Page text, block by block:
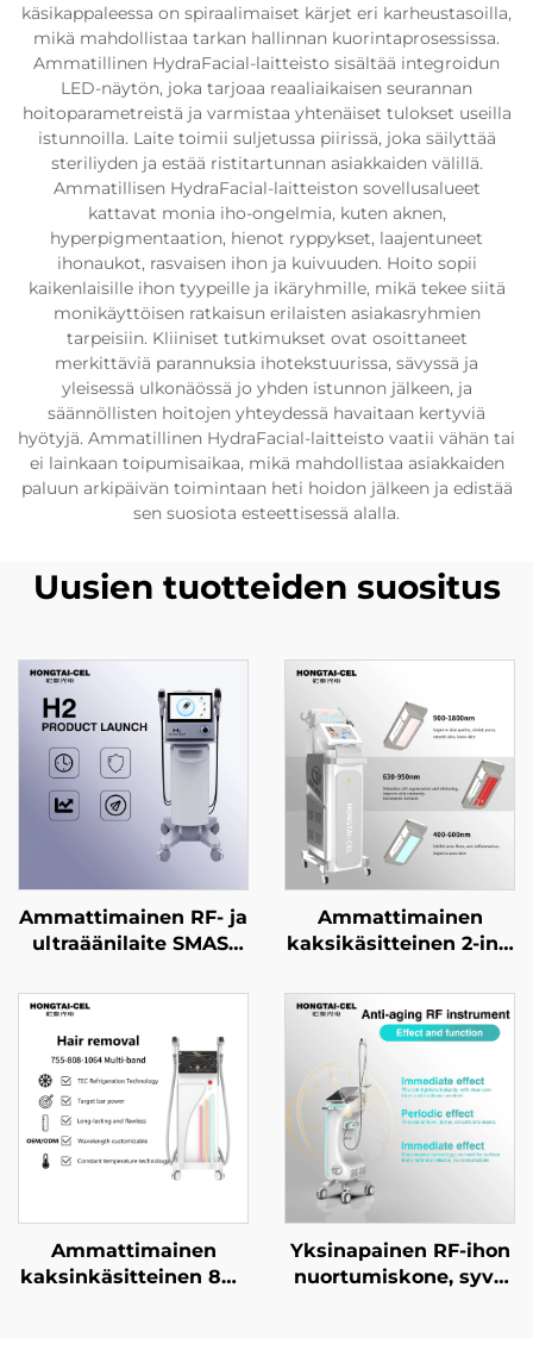
käsikappaleessa on spiraalimaiset kärjet eri karheustasoilla,
mikä mahdollistaa tarkan hallinnan kuorintaprosessissa.
Ammatillinen HydraFacial-laitteisto sisältää integroidun
LED-näytön, joka tarjoaa reaaliaikaisen seurannan
hoitoparametreistä ja varmistaa yhtenäiset tulokset useilla
istunnoilla. Laite toimii suljetussa piirissä, joka säilyttää
steriliyden ja estää ristitartunnan asiakkaiden välillä.
Ammatillisen HydraFacial-laitteiston sovellusalueet
kattavat monia iho-ongelmia, kuten aknen,
hyperpigmentaation, hienot ryppykset, laajentuneet
ihonaukot, rasvaisen ihon ja kuivuuden. Hoito sopii
kaikenlaisille ihon tyypeille ja ikäryhmille, mikä tekee siitä
monikäyttöisen ratkaisun erilaisten asiakasryhmien
tarpeisiin. Kliiniset tutkimukset ovat osoittaneet
merkittäviä parannuksia ihotekstuurissa, sävyssä ja
yleisessä ulkonäössä jo yhden istunnon jälkeen, ja
säännöllisten hoitojen yhteydessä havaitaan kertyviä
hyötyjä. Ammatillinen HydraFacial-laitteisto vaatii vähän tai
ei lainkaan toipumisaikaa, mikä mahdollistaa asiakkaiden
paluun arkipäivän toimintaan heti hoidon jälkeen ja edistää
sen suosiota esteettisessä alalla.
Uusien tuotteiden suositus
Ammattimainen RF- ja
ultraäänilaite SMAS-
ikääntymisen
ehkäisyyn, ryppyjen
poistoon, kasvojen
kiristämiseen ja ihon
tiukentamiseen
Ammattimainen
kaksikäsitteinen 2-in-1
punavaloterapialaite
kasvojen ja vartalon
valkaisuun,
nuorentamiseen ja
kauneuslaitosten
tarpeisiin
Ammattimainen
kaksinkäsitteinen 808
Yksinapainen RF-ihon
nuortumiskone, syvä